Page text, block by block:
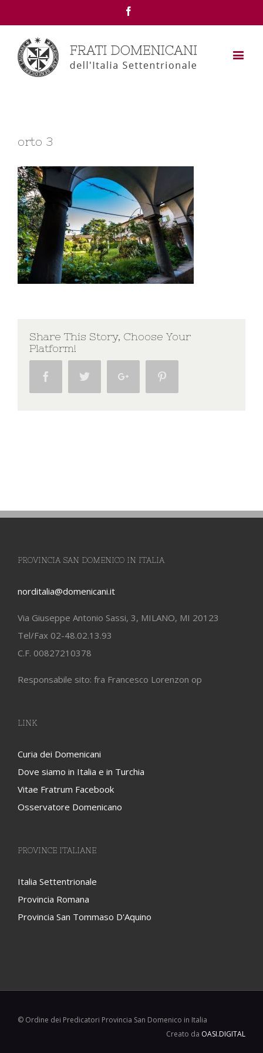
orto 3
Share This Story, Choose Your
Platform!
Facebook Twitter Google+
PROVINCIA SAN DOMENICO IN ITALIA
norditalia@domenicani.it
Via Giuseppe Antonio Sassi, 3, MILANO, MI 20123
Tel/Fax 02-48.02.13.93
C.F. 00827210378
Responsabile sito: fra Francesco Lorenzon op
LINK
Curia dei Domenicani
Dove siamo in Italia e in Turchia
Vitae Fratrum Facebook
Osservatore Domenicano
PROVINCE ITALIANE
Italia Settentrionale
Provincia Romana
Provincia San Tommaso D'Aquino
© Ordine dei Predicatori Provincia San Domenico in Italia
Creato da OASI.DIGITAL